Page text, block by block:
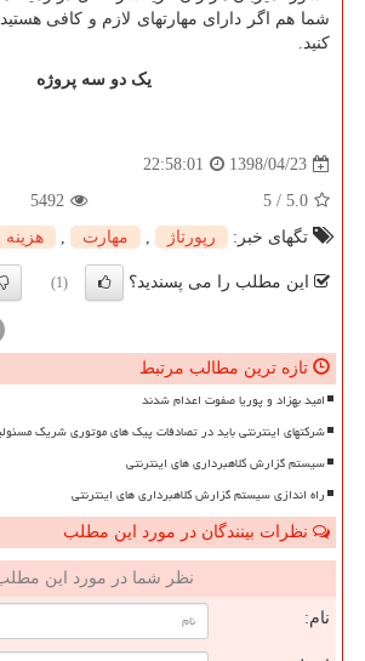
شما هم اگر دارای مهارتهای لازم و کافی
کنید.
یک دو سه پروژه
1398/04/23
22:58:01
5.0
/
5
5492
تگهای خبر:
رپورتاژ , مهارت , هزینه
این مطلب را می پسندید؟ (1)
تازه ترین مطالب مرتبط
امید بهزاد و پوریا صفوت اعدام شدند
شرکتهای اینترنتی باید در تصادفات پیک های موتوری شریک
سیستم گزارش کلاهبرداری های اینترنتی
راه اندازی سیستم گزارش کلاهبرداری های اینترنتی
نظرات بینندگان در مورد این مطلب
نظر شما در مورد این
نام: